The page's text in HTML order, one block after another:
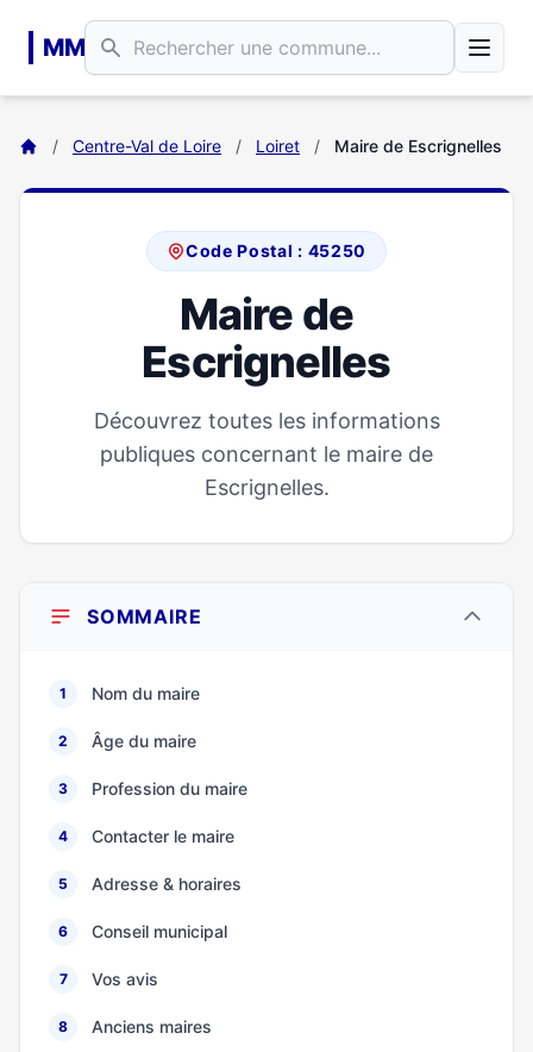
MM
/ Centre-Val de Loire / Loiret / Maire de Escrignelles
Code Postal : 45250
Maire de
Escrignelles
Découvrez toutes les informations
publiques concernant le maire de
Escrignelles.
SOMMAIRE
1 Nom du maire
2 Âge du maire
3 Profession du maire
4 Contacter le maire
5 Adresse & horaires
6 Conseil municipal
7 Vos avis
8 Anciens maires